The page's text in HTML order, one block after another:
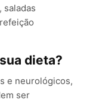
saladas
dieta?
e neurológicos,
ser